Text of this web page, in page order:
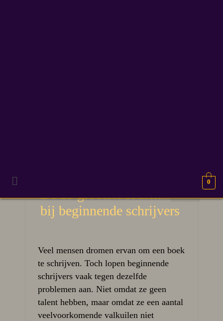
0
De 15 grootste fouten
bij beginnende schrijvers
Veel mensen dromen ervan om een boek
te schrijven. Toch lopen beginnende
schrijvers vaak tegen dezelfde
problemen aan. Niet omdat ze geen
talent hebben, maar omdat ze een aantal
veelvoorkomende valkuilen niet